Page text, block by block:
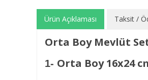
Ürün Açıklaması Taksit /
Orta Boy Mevlüt
1- Orta Boy 16x24